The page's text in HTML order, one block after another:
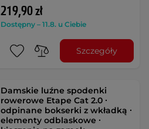
219,90 zł
Dostępny – 11.8. u Ciebie
Szczegóły
Damskie luźne spodenki
rowerowe Etape Cat 2.0 ∙
odpinane bokserki z wkładką ∙
elementy odblaskowe ∙